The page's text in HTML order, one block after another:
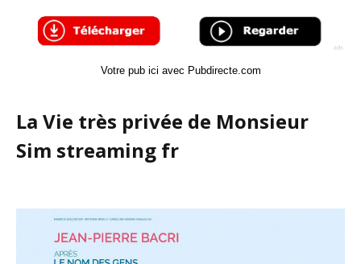
Votre pub ici avec Pubdirecte.com
La Vie très privée de Monsieur
Sim streaming fr